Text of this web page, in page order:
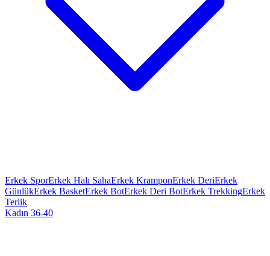
Erkek SporErkek Halı SahaErkek KramponErkek DeriErkek
GünlükErkek BasketErkek BotErkek Deri BotErkek TrekkingErkek
Terlik
Kadın 36-40